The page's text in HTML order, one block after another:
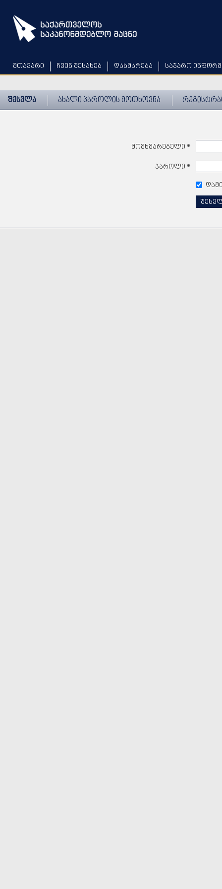
main
content
მთავარი ჩვენ შესახებ დახმარება საჯარო
შესვლა ახალი პაროლის მოთხოვნა
მომხმარებელი *
პაროლი *